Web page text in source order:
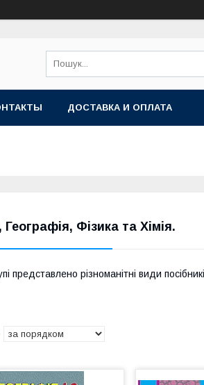
ДОСТАВКА И ОПЛАТА
Географія, Фізика та Хімія.
представлено різноманітні види